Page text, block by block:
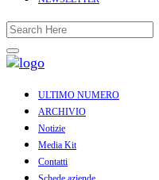
ULTIMO NUMERO
ARCHIVIO
Notizie
Media Kit
Contatti